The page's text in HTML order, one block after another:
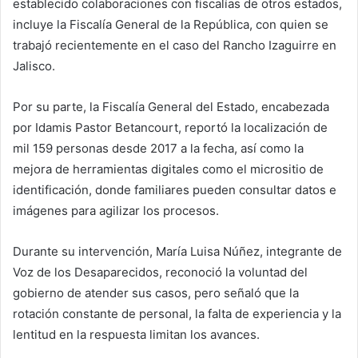
establecido colaboraciones con fiscalías de otros estados,
incluye la Fiscalía General de la República, con quien se
trabajó recientemente en el caso del Rancho Izaguirre en
Jalisco.
Por su parte, la Fiscalía General del Estado, encabezada
por Idamis Pastor Betancourt, reportó la localización de
mil 159 personas desde 2017 a la fecha, así como la
mejora de herramientas digitales como el micrositio de
identificación, donde familiares pueden consultar datos e
imágenes para agilizar los procesos.
Durante su intervención, María Luisa Núñez, integrante de
Voz de los Desaparecidos, reconoció la voluntad del
gobierno de atender sus casos, pero señaló que la
rotación constante de personal, la falta de experiencia y la
lentitud en la respuesta limitan los avances.